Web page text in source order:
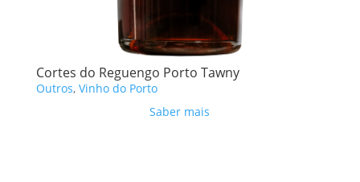
Cortes do Reguengo Porto Tawny
Outros, Vinho do Porto
Saber mais